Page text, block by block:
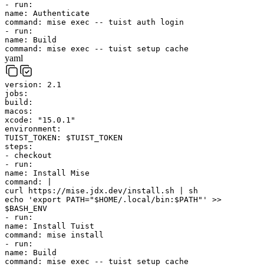
-
run :
name :
Authenticate
command :
mise exec -- tuist auth login
-
run :
name :
Build
command : mise exec -- tuist setup cache
yaml
version :
2.1
jobs :
build :
macos :
xcode :
"15.0.1"
environment :
TUIST_TOKEN :
$TUIST_TOKEN
steps :
-
checkout
-
run :
name :
Install Mise
command :
curl https://mise.jdx.dev/install.sh | sh
echo 'export PATH="$HOME/.local/bin:$PATH"' >>
$BASH_ENV
-
run :
name :
Install Tuist
command :
mise install
-
run :
name :
Build
command : mise exec -- tuist setup cache